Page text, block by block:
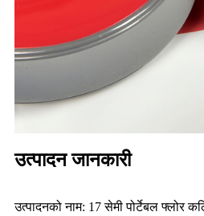
उत्पादन जानकारी
उत्पादनको नाम: 17 सेमी पोर्टेबल फ्लोर